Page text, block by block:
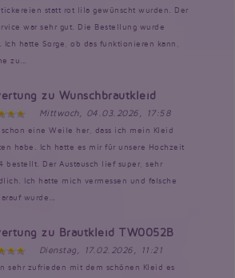
statt rot lila gewünscht wurden. Der
war sehr gut. Die Bestellung wurde
Ich hatte Sorge, ob das funktionieren kann,
zu...
zu Wunschbrautkleid
Mittwoch, 04.03.2026, 17:58
schon eine Weile her, dass ich mein Kleid
habe. Ich hatte es mir für unsere Hochzeit
bestellt. Der Austausch lief super, sehr
Ich hatte mich vermessen und falsche
wurde...
zu Brautkleid TW0052B
Dienstag, 17.02.2026, 11:21
sehr zufrieden mit dem schönen Kleid es